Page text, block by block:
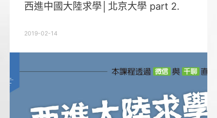
西進中國大陸求學│北京大學 part 2.
2019-02-14